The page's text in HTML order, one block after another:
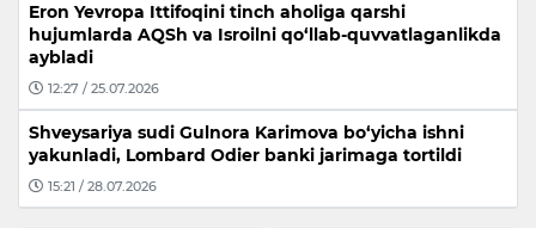
Eron Yevropa Ittifoqini tinch aholiga qarshi
hujumlarda AQSh va Isroilni qo‘llab-quvvatlaganlikda
aybladi
12:27 / 25.07.2026
Shveysariya sudi Gulnora Karimova bo‘yicha ishni
yakunladi, Lombard Odier banki jarimaga tortildi
15:21 / 28.07.2026